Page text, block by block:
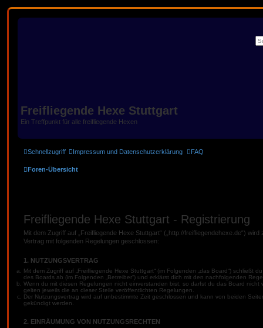
Freifliegende Hexe Stuttgart
Ein Treffpunkt für alle freifliegende Hexen
Schnellzugriff Impressum und Datenschutzerklärung FAQ
Foren-Übersicht
Freifliegende Hexe Stuttgart - Registrierung
Mit dem Zugriff auf „Freifliegende Hexe Stuttgart“ („http://freifliegendehexe.de“)
Vertrag mit folgenden Regelungen geschlossen:
1. NUTZUNGSVERTRAG
Mit dem Zugriff auf „Freifliegende Hexe Stuttgart“ (im Folgenden „das Board“) schließt
des Boards ab (im Folgenden „Betreiber“) und erklärst dich mit den nachfolgenden
Wenn du mit diesen Regelungen nicht einverstanden bist, so darfst du das Board nicht
gelten jeweils die an dieser Stelle veröffentlichten Regelungen.
Der Nutzungsvertrag wird auf unbestimmte Zeit geschlossen und kann von beiden
gekündigt werden.
2. EINRÄUMUNG VON NUTZUNGSRECHTEN